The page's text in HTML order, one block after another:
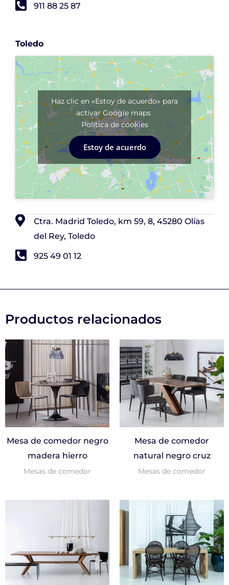
911 88 25 87
Toledo
Haz clic en «Estoy de acuerdo» para
activar Google maps
Política de cookies
Estoy de acuerdo
Ctra. Madrid Toledo, km 59, 8, 45280 Olías
del Rey, Toledo
925 49 01 12
Productos relacionados
Mesa de comedor negro
madera hierro
Mesas de comedor
Mesa de comedor
natural negro cruz
Mesas de comedor